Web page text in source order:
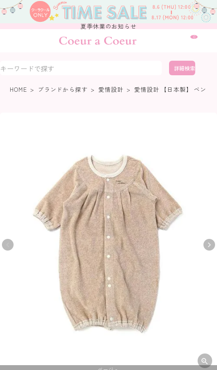
夏季休業のお知らせ
0
詳細検索
HOME ブランドから探す 愛情設計 愛情設計 【日本製】 ベンリ